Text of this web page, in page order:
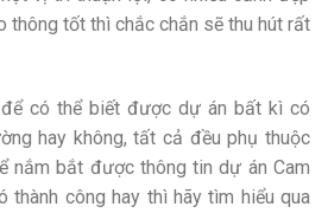
thông tốt thì chắc chắn sẽ thu hút rất
có thể biết được dự án bất kì có
hay không, tất cả đều phụ thuộc
nắm bắt được thông tin dự án Cam
thành công hay thì hãy tìm hiểu qua